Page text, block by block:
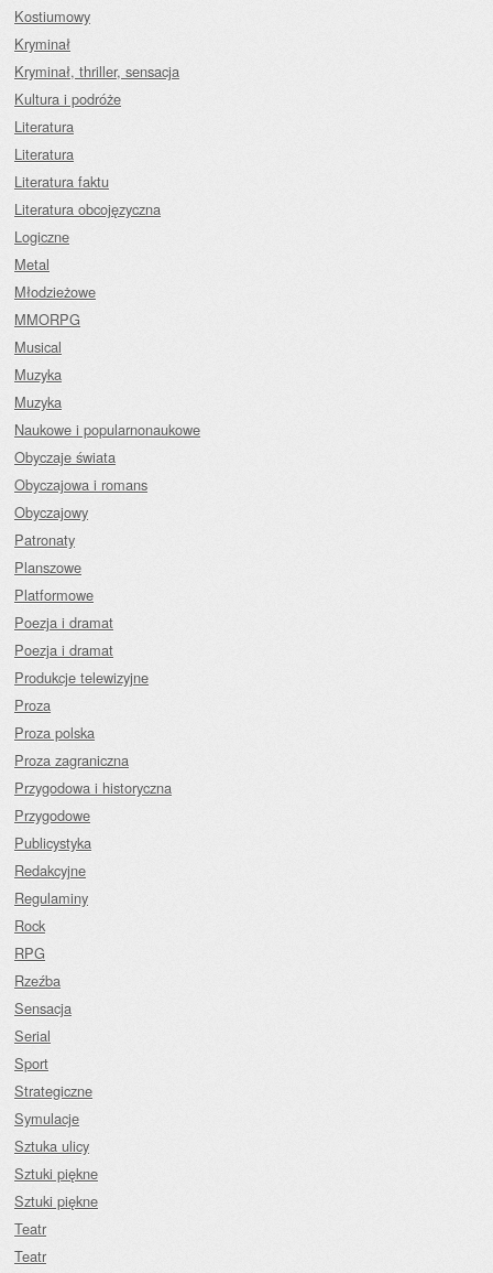
Kostiumowy
Kryminał
Kryminał, thriller, sensacja
Kultura i podróże
Literatura
Literatura
Literatura faktu
Literatura obcojęzyczna
Logiczne
Metal
Młodzieżowe
MMORPG
Musical
Muzyka
Muzyka
Naukowe i popularnonaukowe
Obyczaje świata
Obyczajowa i romans
Obyczajowy
Patronaty
Planszowe
Platformowe
Poezja i dramat
Poezja i dramat
Produkcje telewizyjne
Proza
Proza polska
Proza zagraniczna
Przygodowa i historyczna
Przygodowe
Publicystyka
Redakcyjne
Regulaminy
Rock
RPG
Rzeźba
Sensacja
Serial
Sport
Strategiczne
Symulacje
Sztuka ulicy
Sztuki piękne
Sztuki piękne
Teatr
Teatr